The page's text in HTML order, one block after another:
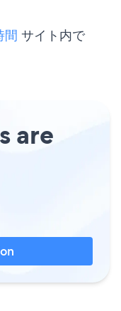
間 サイト内で
are